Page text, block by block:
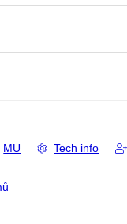
MU Tech info